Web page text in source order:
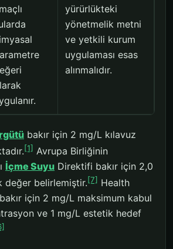
yürürlükteki
yönetmelik metni
ve yetkili kurum
uygulaması esas
alınmalıdır.
bakır için 2 mg/L kılavuz
[1] Avrupa Birliğinin
İçme Suyu Direktifi bakır için 2,0
değer belirlemiştir.[7] Health
için 2 mg/L maksimum kabul
ve 1 mg/L estetik hedef